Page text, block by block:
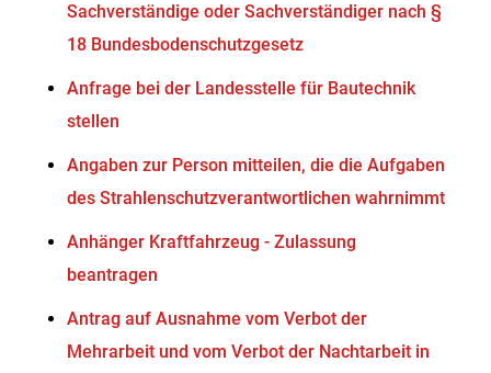
Sachverständige oder Sachverständiger nach §
18 Bundesbodenschutzgesetz
Anfrage bei der Landesstelle für Bautechnik
stellen
Angaben zur Person mitteilen, die die Aufgaben
des Strahlenschutzverantwortlichen wahrnimmt
Anhänger Kraftfahrzeug - Zulassung
beantragen
Antrag auf Ausnahme vom Verbot der
Mehrarbeit und vom Verbot der Nachtarbeit in